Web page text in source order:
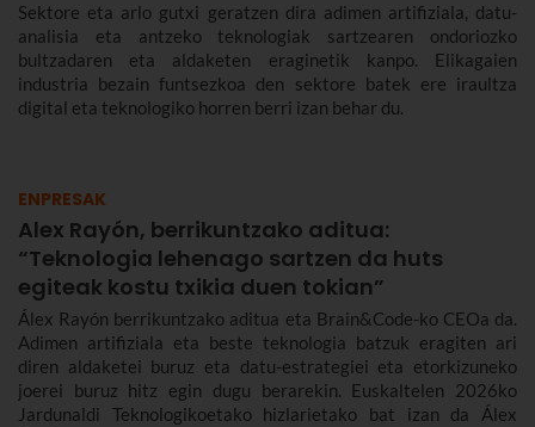
Sektore eta arlo gutxi geratzen dira adimen artifiziala, datu-
analisia eta antzeko teknologiak sartzearen ondoriozko
bultzadaren eta aldaketen eraginetik kanpo. Elikagaien
industria bezain funtsezkoa den sektore batek ere iraultza
digital eta teknologiko horren berri izan behar du.
ENPRESAK
Alex Rayón, berrikuntzako aditua:
“Teknologia lehenago sartzen da huts
egiteak kostu txikia duen tokian”
Álex Rayón berrikuntzako aditua eta Brain&Code-ko CEOa da.
Adimen artifiziala eta beste teknologia batzuk eragiten ari
diren aldaketei buruz eta datu-estrategiei eta etorkizuneko
joerei buruz hitz egin dugu berarekin. Euskaltelen 2026ko
Jardunaldi Teknologikoetako hizlarietako bat izan da Álex